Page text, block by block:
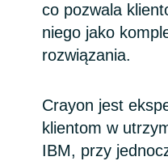
Ogólne
co pozwala
niego jako
rozwiązania.
Crayon jest
klientom w
IBM, przy